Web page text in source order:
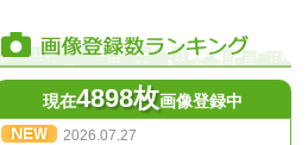
現在4898枚画像登録中
2026.07.27